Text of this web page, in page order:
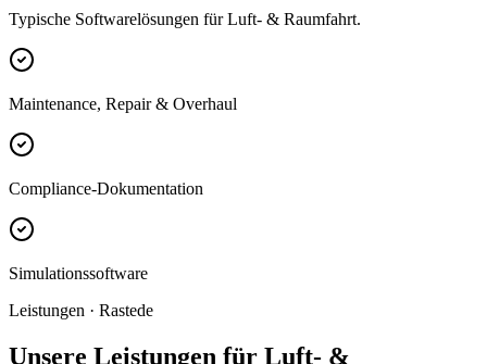
Typische Softwarelösungen für Luft- & Raumfahrt.
Maintenance, Repair & Overhaul
Compliance-Dokumentation
Simulationssoftware
Leistungen · Rastede
Unsere Leistungen für Luft- &